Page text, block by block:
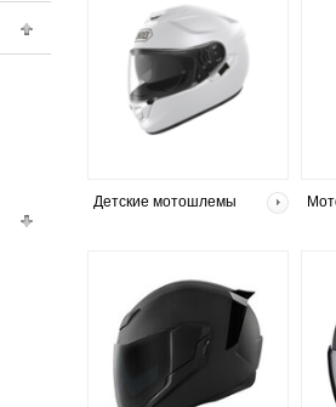
Детские мотошлемы